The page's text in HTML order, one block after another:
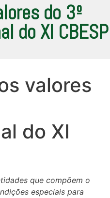
do 3º
do XI CBESP
valores
do XI
que compõem o
especiais para